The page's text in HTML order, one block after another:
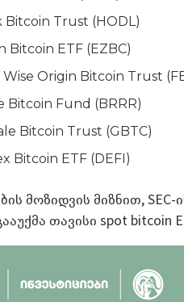
Bitcoin Trust (HODL)
Bitcoin ETF (EZBC)
Origin Bitcoin Trust
Bitcoin Fund (BRRR)
Bitcoin Trust (GBTC)
Bitcoin ETF (DEFI)
მოზიდვის მიზნით,
თავისი spot bitcoin